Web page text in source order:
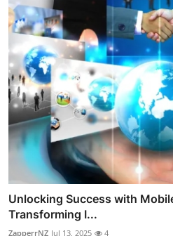
Unlocking Success with
Transforming I...
ZapperrNZ Jul 13, 2025 4